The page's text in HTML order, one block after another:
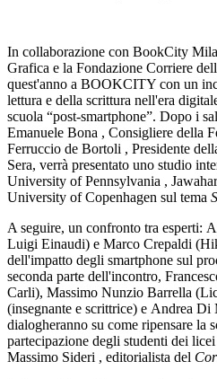
In collaborazione con BookCity
Grafica e la Fondazione Corriere
quest'anno a BOOKCITY con un
lettura e della scrittura nell'era
scuola “post-smartphone”. Dopo i
Emanuele Bona , Consigliere della
Ferruccio de Bortoli , Presidente
Sera, verrà presentato uno studio
University of Pennsylvania ,
University of Copenhagen sul tema
A seguire, un confronto tra esperti:
Luigi Einaudi) e Marco Crepaldi
dell'impatto degli smartphone sul
seconda parte dell'incontro,
Carli), Massimo Nunzio Barrella
(insegnante e scrittrice) e Andrea Di
dialogheranno su come ripensare la
partecipazione degli studenti dei
Massimo Sideri , editorialista del